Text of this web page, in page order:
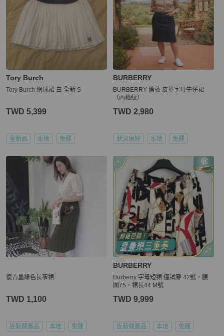
Tory Burch
Tory Burch 網球裙 白 全新 S
TWD 5,399
全新品 本地 免運
BURBERRY
BURBERRY 倫敦 皮革字母牛仔裙
（內格紋）
TWD 2,980
狀況良好 本地 免運
復古墨綠色長窄裙
TWD 1,100
近新閒置品 本地 免運
BURBERRY
Burberry 字母短裙 僅試穿 42號，腰
圍75，裙長44 M號
TWD 9,999
近新閒置品 本地 免運